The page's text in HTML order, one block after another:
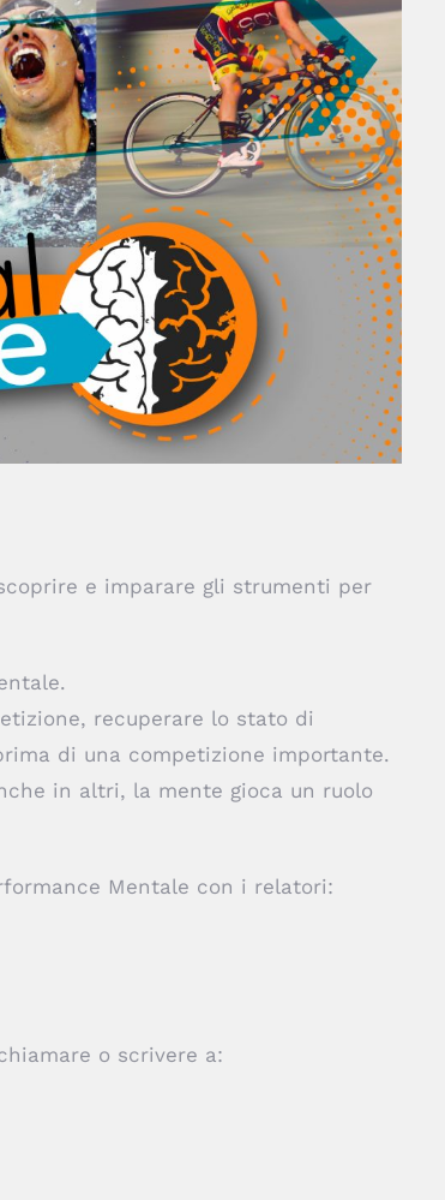
e imparare gli strumenti per
recuperare lo stato di
di una competizione importante.
in altri, la mente gioca un ruolo
Mentale con i relatori:
o scrivere a: